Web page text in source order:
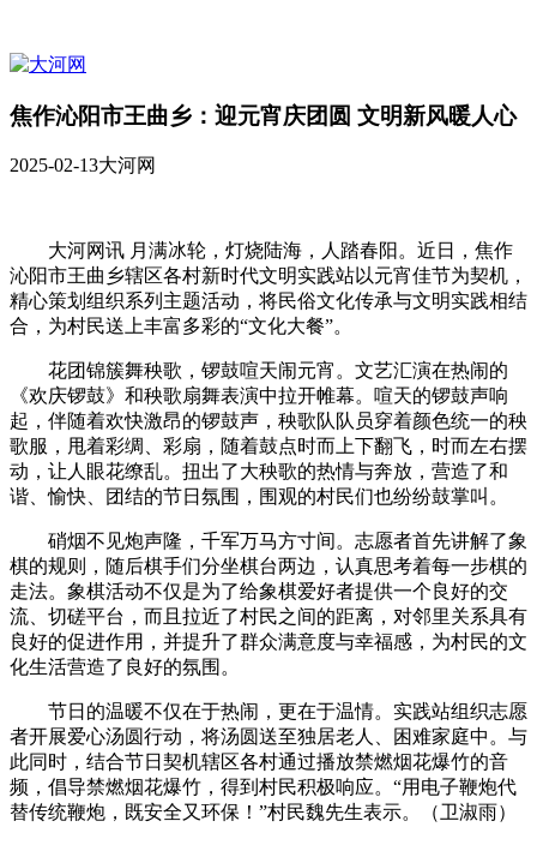
焦作沁阳市王曲乡：迎元宵庆团圆 文明新风暖人心
2025-02-13大河网
大河网讯 月满冰轮，灯烧陆海，人踏春阳。近日，焦作
沁阳市王曲乡辖区各村新时代文明实践站以元宵佳节为契机，
精心策划组织系列主题活动，将民俗文化传承与文明实践相结
合，为村民送上丰富多彩的“文化大餐”。
花团锦簇舞秧歌，锣鼓喧天闹元宵。文艺汇演在热闹的
《欢庆锣鼓》和秧歌扇舞表演中拉开帷幕。喧天的锣鼓声响
起，伴随着欢快激昂的锣鼓声，秧歌队队员穿着颜色统一的秧
歌服，甩着彩绸、彩扇，随着鼓点时而上下翻飞，时而左右摆
动，让人眼花缭乱。扭出了大秧歌的热情与奔放，营造了和
谐、愉快、团结的节日氛围，围观的村民们也纷纷鼓掌叫。
硝烟不见炮声隆，千军万马方寸间。志愿者首先讲解了象
棋的规则，随后棋手们分坐棋台两边，认真思考着每一步棋的
走法。象棋活动不仅是为了给象棋爱好者提供一个良好的交
流、切磋平台，而且拉近了村民之间的距离，对邻里关系具有
良好的促进作用，并提升了群众满意度与幸福感，为村民的文
化生活营造了良好的氛围。
节日的温暖不仅在于热闹，更在于温情。实践站组织志愿
者开展爱心汤圆行动，将汤圆送至独居老人、困难家庭中。与
此同时，结合节日契机辖区各村通过播放禁燃烟花爆竹的音
频，倡导禁燃烟花爆竹，得到村民积极响应。“用电子鞭炮代
替传统鞭炮，既安全又环保！”村民魏先生表示。（卫淑雨）